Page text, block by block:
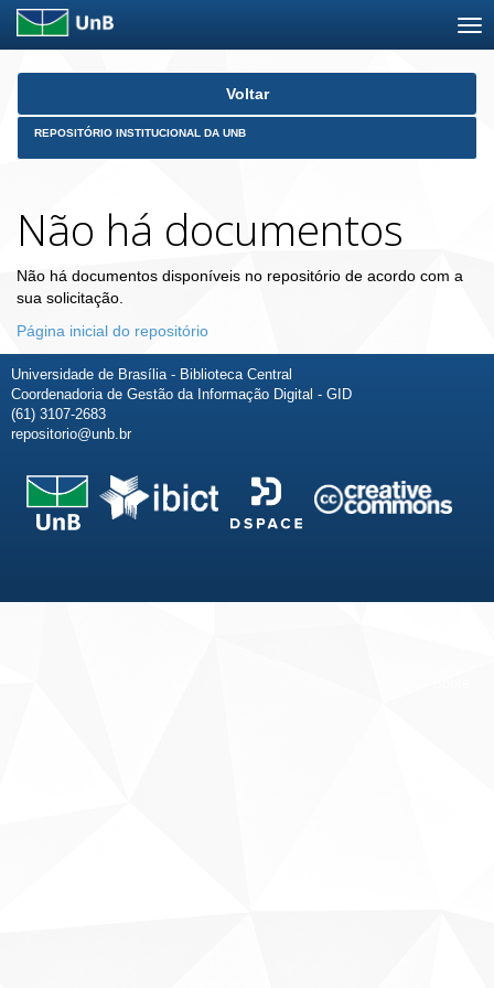
Skip
Voltar
REPOSITÓRIO INSTITUCIONAL DA UNB
Não há documentos
Não há documentos disponíveis no repositório de acordo com a
sua solicitação.
Página inicial do repositório
Universidade de Brasília - Biblioteca Central
Coordenadoria de Gestão da Informação Digital - GID
(61) 3107-2683
repositorio@unb.br